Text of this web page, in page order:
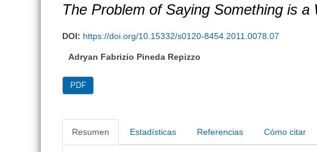
The Problem of Saying Something is a
DOI: https://doi.org/10.15332/s0120-8454.2011.0078.07
Adryan Fabrizio Pineda Repizzo
PDF
Resumen Estadísticas Referencias Cómo citar